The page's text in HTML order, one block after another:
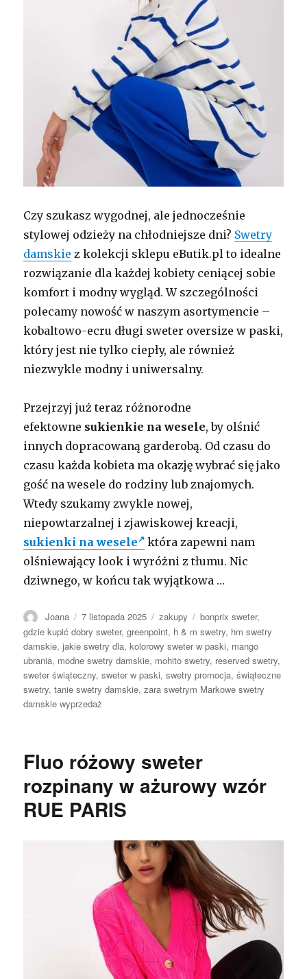
Czy szukasz wygodnej, ale jednocześnie
stylowej odzieży na chłodniejsze dni? Swetry
damskie z kolekcji sklepu eButik.pl to idealne
rozwiązanie dla każdej kobiety ceniącej sobie
komfort i modny wygląd. W szczególności
polecamy nowość w naszym asortymencie –
kobaltowo-ecru długi sweter oversize w paski,
który jest nie tylko ciepły, ale również
niezwykle modny i uniwersalny.
Przejrzyj już teraz różnorodne
efektowne sukienkie na wesele, by olśnić
innych dopracowaną garderobą. Od czasu do
czasu każda kobieta ma okazję wybrać się jako
gość na wesele do rodziny lub znajomych.
Wtedy szukamy zwykle nowej,
niepowtarzalnej i zjawiskowej kreacji,
sukienki na wesele
która zapewni nam
olśniewający look i wyróżni z tłumu. Nic
dziwnego, w końcu tak wyjątkowa …
Autor
Joana Opublikowano
7 listopada 2025 Kategorie
zakupy Tagi
bonprix sweter,
gdzie kupić dobry sweter,greenpoint, h & m swetry, hm swetry
damskie,jakie swetry dla,kolorowy sweter w paski, mango
ubrania, modne swetry damskie, mohito swetry, reserved swetry,
sweter świąteczny,sweter w paski,swetry promocja,świąteczne
swetry,tanie swetry damskie,zara swetrym Markowe swetry
damskie wyprzedaż
Fluo różowy sweter
rozpinany w ażurowy wzór
RUE PARIS